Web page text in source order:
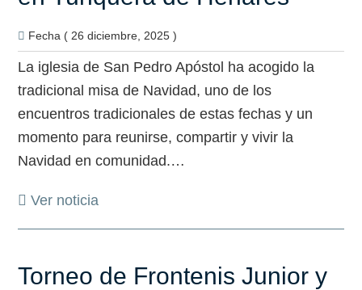
Fecha ( 26 diciembre, 2025 )
La iglesia de San Pedro Apóstol ha acogido la
tradicional misa de Navidad, uno de los
encuentros tradicionales de estas fechas y un
momento para reunirse, compartir y vivir la
Navidad en comunidad.…
Ver noticia
Torneo de Frontenis Junior y